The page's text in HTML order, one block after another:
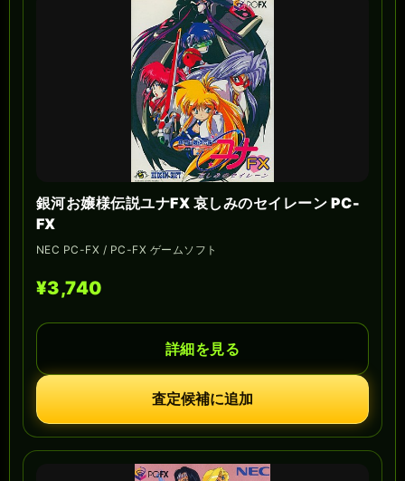
銀河お嬢様伝説ユナFX 哀しみのセイレーン PC-
FX
NEC PC-FX / PC-FX ゲームソフト
¥3,740
詳細を見る
査定候補に追加